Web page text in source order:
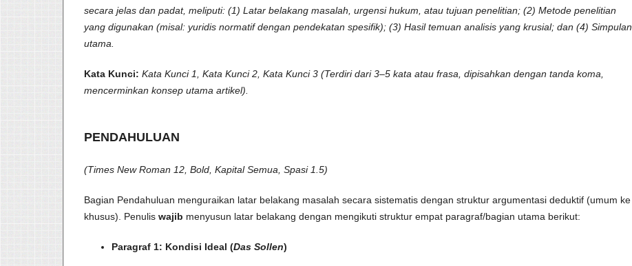
secara jelas dan padat, meliputi: (1) Latar belakang masalah, urgensi hukum, atau tujuan penelitian; (2) Metode penelitian
yang digunakan (misal: yuridis normatif dengan pendekatan spesifik); (3) Hasil temuan analisis yang krusial; dan (4) Simpulan
utama.
Kata Kunci: Kata Kunci 1, Kata Kunci 2, Kata Kunci 3 (Terdiri dari 3–5 kata atau frasa, dipisahkan dengan tanda koma,
mencerminkan konsep utama artikel).
PENDAHULUAN
(Times New Roman 12, Bold, Kapital Semua, Spasi 1.5)
Bagian Pendahuluan menguraikan latar belakang masalah secara sistematis dengan struktur argumentasi deduktif (umum ke
khusus). Penulis wajib menyusun latar belakang dengan mengikuti struktur empat paragraf/bagian utama berikut:
Paragraf 1: Kondisi Ideal (Das Sollen)